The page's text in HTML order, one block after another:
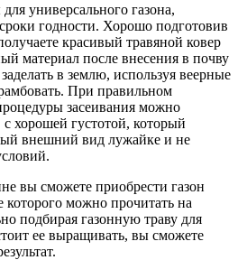
универсального газона,
годности. Хорошо подготовив
красивый травяной ковер
материал после внесения в почву
в землю, используя веерные
При правильном
засеивания можно
хорошей густотой, который
внешний вид лужайке и не
вы сможете приобрести газон
можно прочитать на
подбирая газонную траву для
ее выращивать, вы сможете